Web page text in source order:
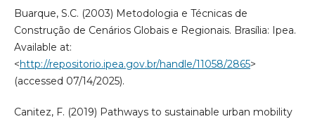
Buarque, S.C. (2003) Metodologia e Técnicas de
Construção de Cenários Globais e Regionais. Brasília: Ipea.
Available at:
<http://repositorio.ipea.gov.br/handle/11058/2865>
(accessed 07/14/2025).
Canitez, F. (2019) Pathways to sustainable urban mobility